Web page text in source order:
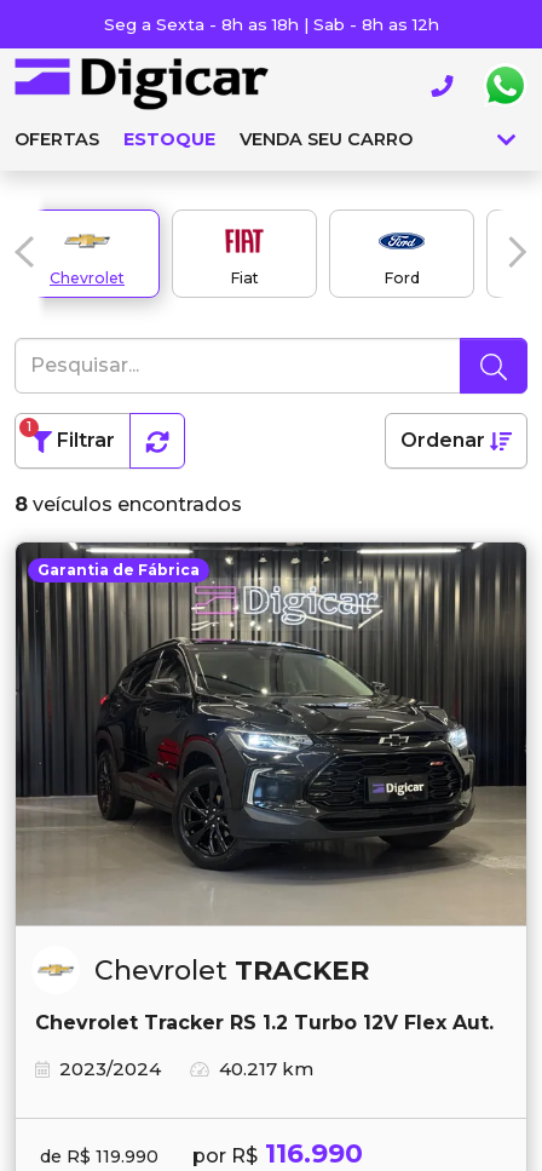
Seg a Sexta - 8h as 18h | Sab - 8h as 12h
OFERTAS ESTOQUE VENDA SEU CARRO
Chevrolet Fiat Ford
Filtrar
1
Ordenar
8 veículos encontrados
Garantia de Fábrica
Chevrolet TRACKER
Chevrolet Tracker RS 1.2 Turbo 12V Flex Aut.
2023/2024
40.217 km
de R$ 119.990 por R$ 116.990